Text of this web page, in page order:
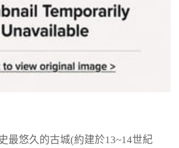
最悠久的古城(約建於13~14世紀